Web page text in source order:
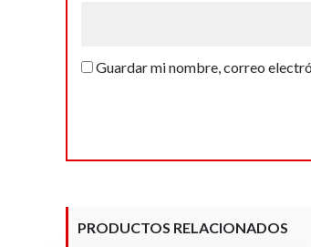
Guardar mi nombre, correo
PRODUCTOS RELACIONADOS